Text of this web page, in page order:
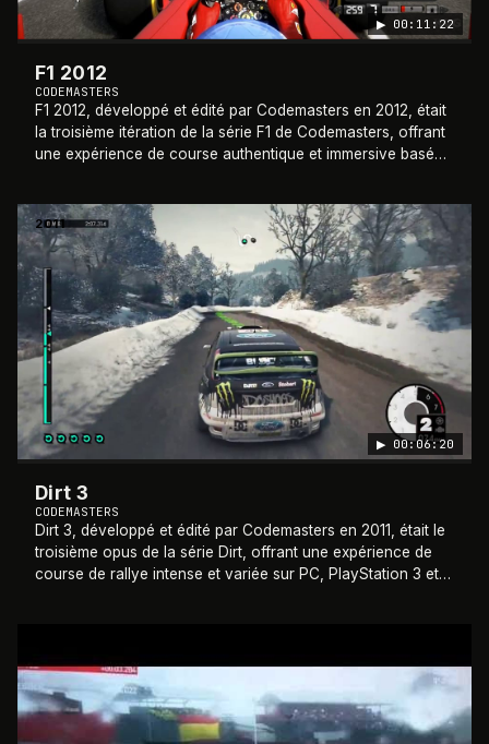
▶ 00:11:22
F1 2012
CODEMASTERS
F1 2012, développé et édité par Codemasters en 2012, était
la troisième itération de la série F1 de Codemasters, offrant
une expérience de course authentique et immersive basée
2011
▶ 00:06:20
Dirt 3
CODEMASTERS
Dirt 3, développé et édité par Codemasters en 2011, était le
troisième opus de la série Dirt, offrant une expérience de
course de rallye intense et variée sur PC, PlayStation 3 et